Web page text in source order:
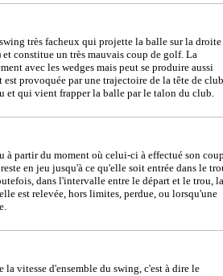
très facheux qui projette la balle sur la droite
et constitue un très mauvais coup de golf. La
avec les wedges mais peut se produire aussi
est provoquée par une trajectoire de la tête de club
et qui vient frapper la balle par le talon du club.
à partir du moment où celui-ci à effectué son
en jeu jusqu'à ce qu'elle soit entrée dans le
dans l'intervalle entre le départ et le trou, la
est relevée, hors limites, perdue, ou lorsqu'une
la vitesse d'ensemble du swing, c'est à dire le